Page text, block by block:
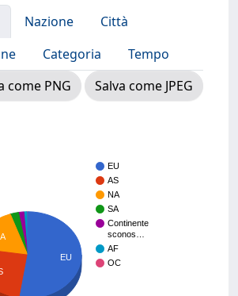
Nazione
Città
Categoria
Tempo
come PNG
Salva come JPEG
EU
AS
NA
SA
Continente
sconos…
AF
OC
EU